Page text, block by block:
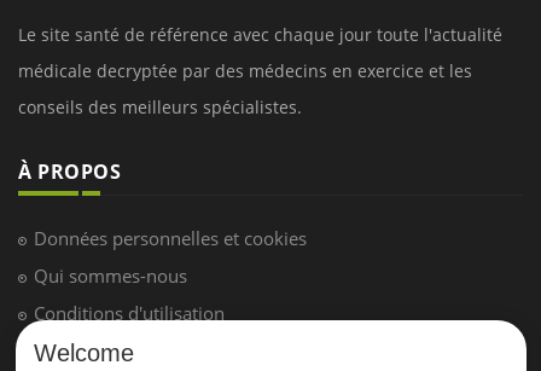
Le site santé de référence avec chaque jour toute l'actualité
médicale decryptée par des médecins en exercice et les
conseils des meilleurs spécialistes.
À PROPOS
Données personnelles et cookies
Qui sommes-nous
Conditions d'utilisation
Plan du site
Welcome